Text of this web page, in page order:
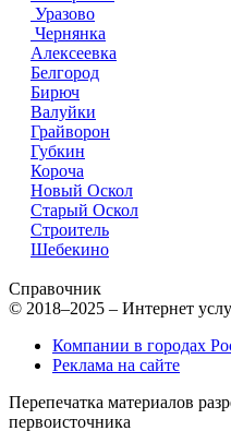
Уразово
Чернянка
Алексеевка
Белгород
Бирюч
Валуйки
Грайворон
Губкин
Короча
Новый Оскол
Старый Оскол
Строитель
Шебекино
Справочник
© 2018–2025 – Интернет
Компании в городах
Реклама на сайте
Перепечатка материалов
первоисточника